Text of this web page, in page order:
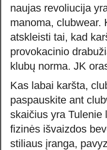
naujas revoliucija
manoma, clubwear.
atskleisti tai, kad
provokacinio
klubų norma. JK
Kas labai karšta,
paspauskite ant
skaičius yra Tulenie
fizinės išvaizdos
stiliaus įranga,